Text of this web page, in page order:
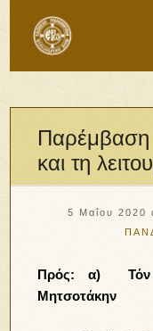
Παρέμβαση
και τη
5 Μαΐου 2020
Πρός: α) Τόν
Μητσοτάκην